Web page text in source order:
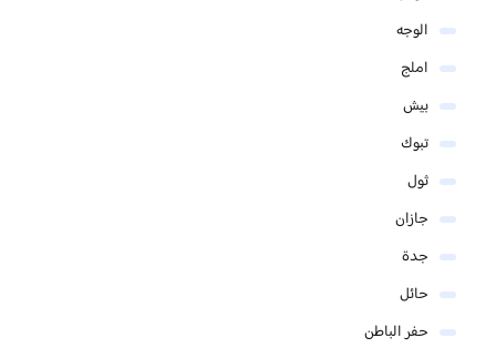
الوجه
املج
بيش
تبوك
ثول
جازان
جدة
حائل
حفر الباطن